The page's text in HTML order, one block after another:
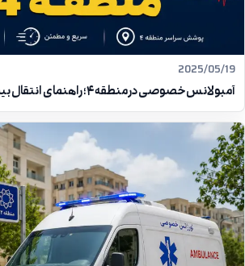
2025/05/19
آمبولانس خصوصی در منطقه ۴؛ راهنمای انتقال بیمار